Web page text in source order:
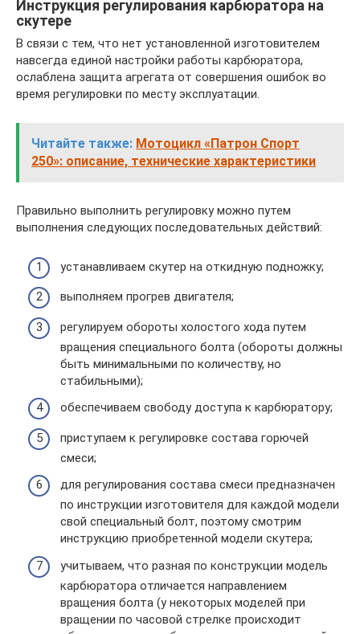
Инструкция регулирования карбюратора на
скутере
В связи с тем, что нет установленной изготовителем
навсегда единой настройки работы карбюратора,
ослаблена защита агрегата от совершения ошибок во
время регулировки по месту эксплуатации.
Читайте также: Мотоцикл «Патрон Спорт
250»: описание, технические характеристики
Правильно выполнить регулировку можно путем
выполнения следующих последовательных действий:
устанавливаем скутер на откидную подножку;
выполняем прогрев двигателя;
регулируем обороты холостого хода путем
вращения специального болта (обороты должны
быть минимальными по количеству, но
стабильными);
обеспечиваем свободу доступа к карбюратору;
приступаем к регулировке состава горючей
смеси;
для регулирования состава смеси предназначен
по инструкции изготовителя для каждой модели
свой специальный болт, поэтому смотрим
инструкцию приобретенной модели скутера;
учитываем, что разная по конструкции модель
карбюратора отличается направлением
вращения болта (у некоторых моделей при
вращении по часовой стрелке происходит